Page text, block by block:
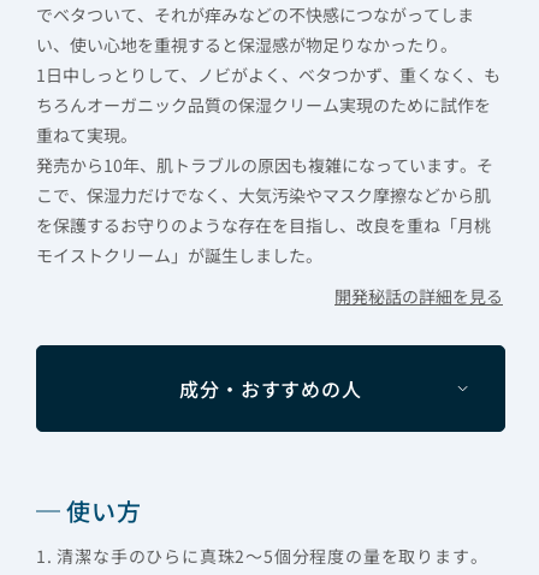
でベタついて、それが痒みなどの不快感につながってしま
い、使い心地を重視すると保湿感が物足りなかったり。
1日中しっとりして、ノビがよく、ベタつかず、重くなく、も
ちろんオーガニック品質の保湿クリーム実現のために試作を
重ねて実現。
発売から10年、肌トラブルの原因も複雑になっています。そ
こで、保湿力だけでなく、大気汚染やマスク摩擦などから肌
を保護するお守りのような存在を目指し、改良を重ね「月桃
モイストクリーム」が誕生しました。
開発秘話の詳細を見る
成分・おすすめの人
使い方
1. 清潔な手のひらに真珠2～5個分程度の量を取ります。